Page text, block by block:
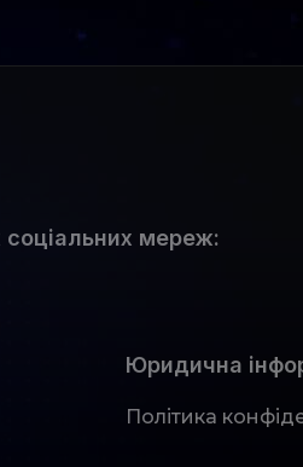
мереж:
Юридична
Політика